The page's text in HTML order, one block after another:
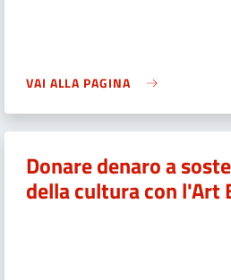
VAI ALLA PAGINA
Donare denaro a
della cultura con l'Art